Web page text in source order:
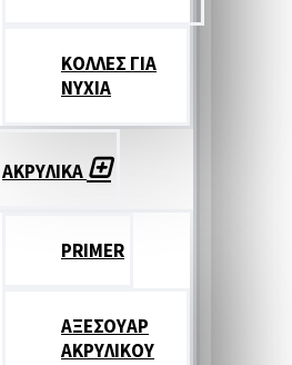
ΚΟΛΛΕΣ ΓΙΑ
ΝΥΧΙΑ
ΑΚΡΥΛΙΚΑ
PRIMER
ΑΞΕΣΟΥΑΡ
ΑΚΡΥΛΙΚΟΥ